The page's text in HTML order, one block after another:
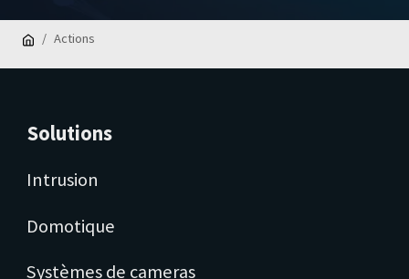
Actions
Solutions
Intrusion
Domotique
Systèmes de cameras